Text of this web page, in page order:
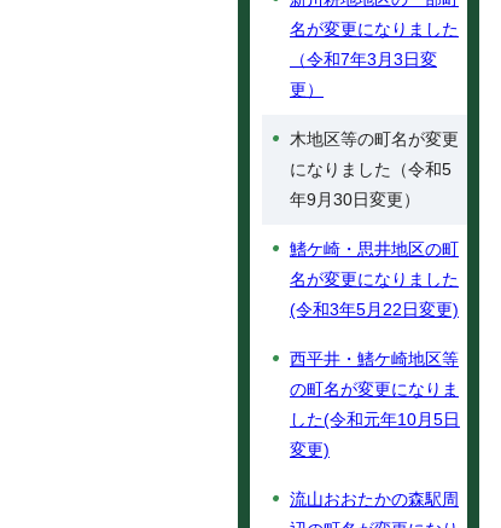
名が変更になりました
（令和7年3月3日変
更）
木地区等の町名が変更
になりました（令和5
年9月30日変更）
鰭ケ崎・思井地区の町
名が変更になりました
(令和3年5月22日変更)
西平井・鰭ケ崎地区等
の町名が変更になりま
した(令和元年10月5日
変更)
流山おおたかの森駅周